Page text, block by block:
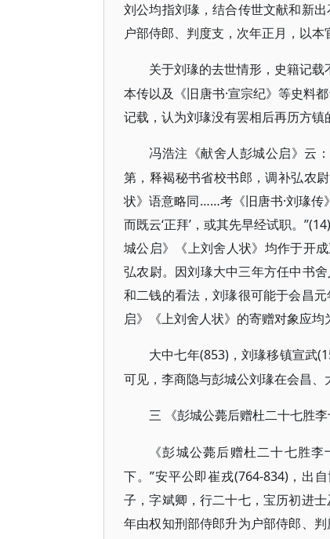
刘公均指刘瑑，结合传世文献和新
户部侍郎、判度支，次年正月，以
关于刘瑑的去世情形，史籍记
本传以及《旧唐书·宣宗纪》等史料
记载，认为刘瑑没有罢相后再历方镇
冯浩注《献舍人彭城公启》云：
第，释褐秘书省校书郎，调补弘农
状》语意略同……考《旧唐书·刘瑑传
而既云‘正拜’，或其先早经试职。
城公启》《上刘舍人状》均作于开
弘农尉。因刘瑑大中三年方任中书
和二钱的看法，刘瑑很可能于会昌
启》《上刘舍人状》的寄赠对象应均
大中七年(853)，刘瑑移镇宣武
可见，李商隐与彭城公刘瑑在会昌、
三 《彭城公薨后赠杜二十七胜
《彭城公薨后赠杜二十七胜
下。”安平公即崔戎(764-834)，出
子，字斌卿，行二十七，宝历初进
年由权知刑部侍郎升为户部侍郎、